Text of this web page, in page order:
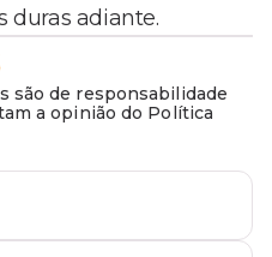
duras adiante.
são de responsabilidade
a opinião do Política